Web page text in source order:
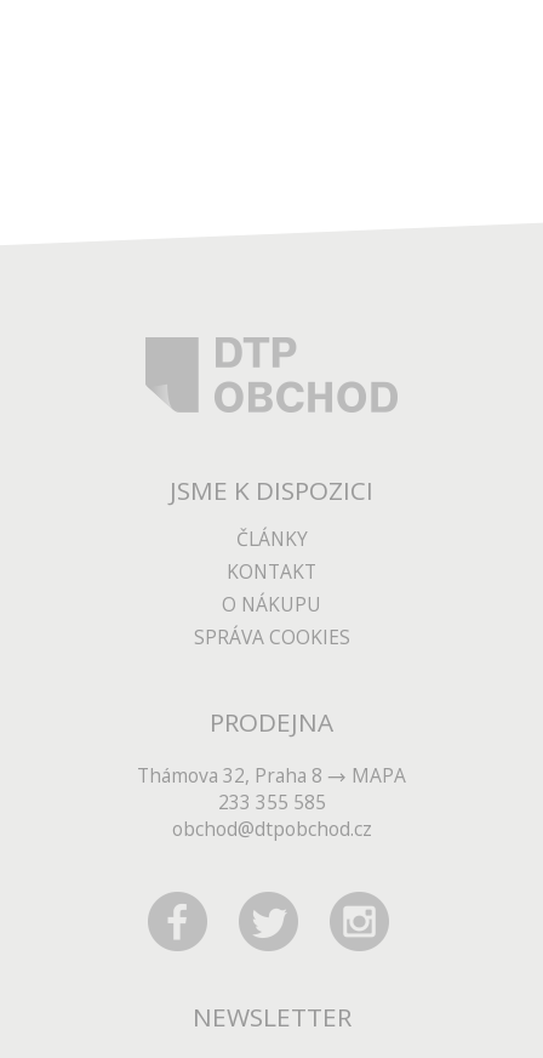
JSME K DISPOZICI
ČLÁNKY
KONTAKT
O NÁKUPU
SPRÁVA COOKIES
PRODEJNA
Thámova 32, Praha 8
MAPA
233 355 585
obchod@dtpobchod.cz
NEWSLETTER